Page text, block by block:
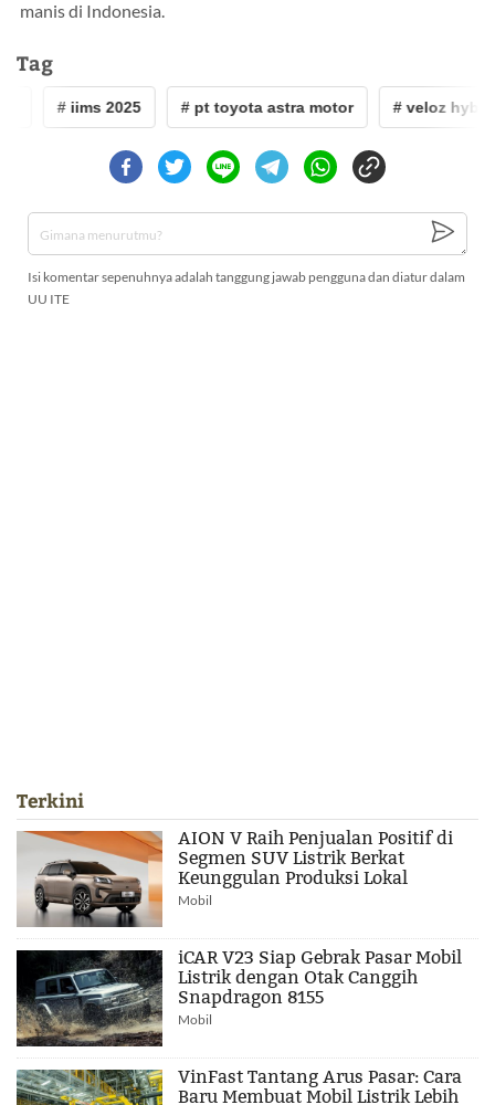
manis di Indonesia.
Tag
# iims 2025 # pt toyota astra motor # veloz hybrid
Isi komentar sepenuhnya adalah tanggung jawab pengguna dan diatur dalam
UU ITE
Terkini
AION V Raih Penjualan Positif di
Segmen SUV Listrik Berkat
Keunggulan Produksi Lokal
Mobil
iCAR V23 Siap Gebrak Pasar Mobil
Listrik dengan Otak Canggih
Snapdragon 8155
Mobil
VinFast Tantang Arus Pasar: Cara
Baru Membuat Mobil Listrik Lebih